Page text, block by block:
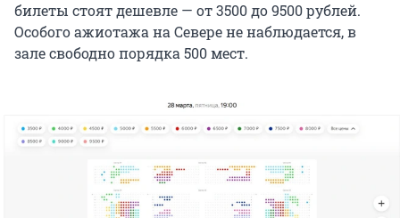
билеты стоят дешевле — от 3500 до 9500 рублей.
Особого ажиотажа на Севере не наблюдается, в
зале свободно порядка 500 мест.